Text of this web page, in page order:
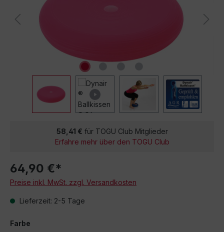
58,41 € für TOGU Club Mitglieder
Erfahre mehr über den TOGU Club
64,90 €*
Preise inkl. MwSt. zzgl. Versandkosten
Lieferzeit: 2-5 Tage
Farbe